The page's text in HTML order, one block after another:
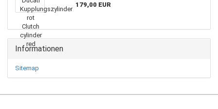
179,00 EUR
Informationen
Sitemap